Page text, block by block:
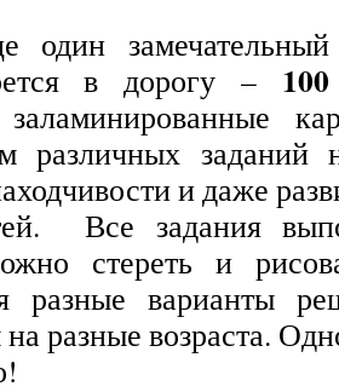
один
в дорогу –
заламинированные
различных заданий
и даже
Все задания
стереть и
разные варианты
разные возраста.